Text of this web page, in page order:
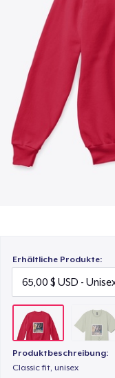
Erhältliche Produkte:
Produktbeschreibung:
Classic fit, unisex
Classic
50,00 $